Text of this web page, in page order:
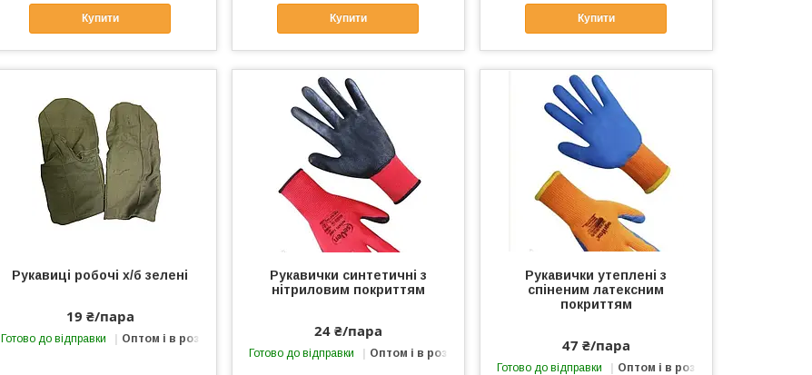
Купити Купити Купити
Рукавиці робочі х/б зелені
19 ₴/пара
Готово до відправки Оптом і в роздріб
Рукавички синтетичні з
нітриловим покриттям
24 ₴/пара
Готово до відправки Оптом і в роздріб
Рукавички утеплені з
спіненим латексним
покриттям
47 ₴/пара
Готово до відправки Оптом і в роздріб